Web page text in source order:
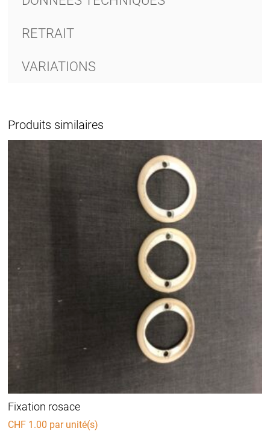
RETRAIT
VARIATIONS
Produits similaires
Fixation rosace
CHF 1.00 par unité(s)